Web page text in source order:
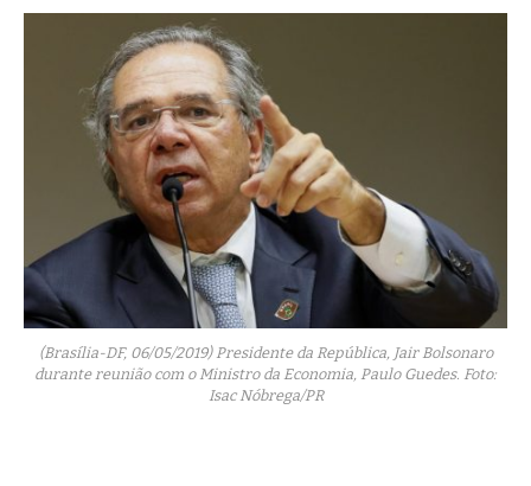
(Brasília-DF, 06/05/2019) Presidente da República, Jair Bolsonaro
durante reunião com o Ministro da Economia, Paulo Guedes. Foto:
Isac Nóbrega/PR